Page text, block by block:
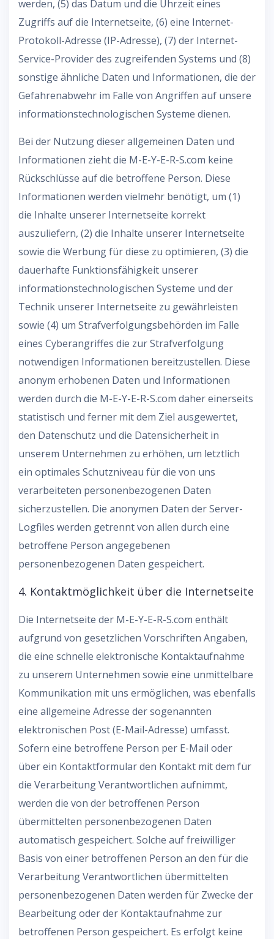
werden, (5) das Datum und die Uhrzeit eines
Zugriffs auf die Internetseite, (6) eine Internet-
Protokoll-Adresse (IP-Adresse), (7) der Internet-
Service-Provider des zugreifenden Systems und (8)
sonstige ähnliche Daten und Informationen, die der
Gefahrenabwehr im Falle von Angriffen auf unsere
informationstechnologischen Systeme dienen.
Bei der Nutzung dieser allgemeinen Daten und
Informationen zieht die M-E-Y-E-R-S.com keine
Rückschlüsse auf die betroffene Person. Diese
Informationen werden vielmehr benötigt, um (1)
die Inhalte unserer Internetseite korrekt
auszuliefern, (2) die Inhalte unserer Internetseite
sowie die Werbung für diese zu optimieren, (3) die
dauerhafte Funktionsfähigkeit unserer
informationstechnologischen Systeme und der
Technik unserer Internetseite zu gewährleisten
sowie (4) um Strafverfolgungsbehörden im Falle
eines Cyberangriffes die zur Strafverfolgung
notwendigen Informationen bereitzustellen. Diese
anonym erhobenen Daten und Informationen
werden durch die M-E-Y-E-R-S.com daher einerseits
statistisch und ferner mit dem Ziel ausgewertet,
den Datenschutz und die Datensicherheit in
unserem Unternehmen zu erhöhen, um letztlich
ein optimales Schutzniveau für die von uns
verarbeiteten personenbezogenen Daten
sicherzustellen. Die anonymen Daten der Server-
Logfiles werden getrennt von allen durch eine
betroffene Person angegebenen
personenbezogenen Daten gespeichert.
4. Kontaktmöglichkeit über die Internetseite
Die Internetseite der M-E-Y-E-R-S.com enthält
aufgrund von gesetzlichen Vorschriften Angaben,
die eine schnelle elektronische Kontaktaufnahme
zu unserem Unternehmen sowie eine unmittelbare
Kommunikation mit uns ermöglichen, was ebenfalls
eine allgemeine Adresse der sogenannten
elektronischen Post (E-Mail-Adresse) umfasst.
Sofern eine betroffene Person per E-Mail oder
über ein Kontaktformular den Kontakt mit dem für
die Verarbeitung Verantwortlichen aufnimmt,
werden die von der betroffenen Person
übermittelten personenbezogenen Daten
automatisch gespeichert. Solche auf freiwilliger
Basis von einer betroffenen Person an den für die
Verarbeitung Verantwortlichen übermittelten
personenbezogenen Daten werden für Zwecke der
Bearbeitung oder der Kontaktaufnahme zur
betroffenen Person gespeichert. Es erfolgt keine